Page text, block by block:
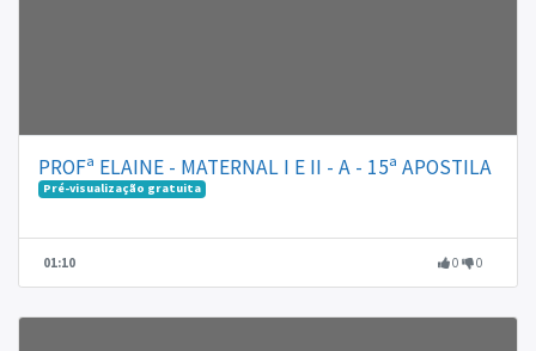
PROFª ELAINE - MATERNAL I E II - A - 15ª APOSTILA
Pré-visualização gratuita
01:10 0 0